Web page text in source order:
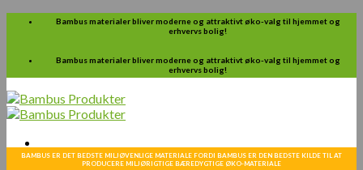
Skip
Bambus materialer bliver moderne og attraktivt øko-valg til hjemmet og
erhvervs bolig!
Bambus materialer bliver moderne og attraktivt øko-valg til hjemmet og
erhvervs bolig!
BAMBUS ER DET BEDSTE MILJØVENLIGE MATERIALE FORDI BAMBUS ER DEN BEDSTE KILDE TIL AT
PRODUCERE MILJØRIGTIGE BÆREDYGTIGE ØKO-MATERIALE